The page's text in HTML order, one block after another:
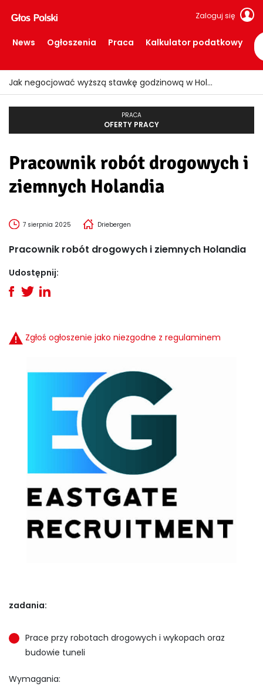
Zaloguj się
News Ogłoszenia Praca Kalkulator podatkowy
Jak negocjować wyższą stawkę godzinową w Holandii?
PRACA
OFERTY PRACY
Pracownik robót drogowych i
ziemnych Holandia
7 sierpnia 2025 Driebergen
Pracownik robót drogowych i ziemnych Holandia
Udostępnij:
Zgłoś ogłoszenie jako niezgodne z regulaminem
zadania:
Prace przy robotach drogowych i wykopach oraz
budowie tuneli
Wymagania: